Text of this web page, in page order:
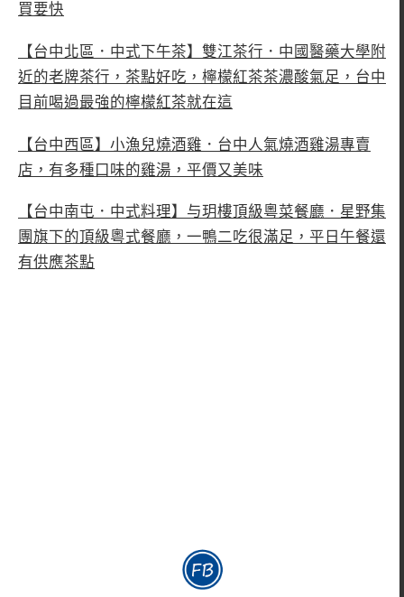
買要快
【台中北區．中式下午茶】雙江茶行．中國醫藥大學附
近的老牌茶行，茶點好吃，檸檬紅茶茶濃酸氣足，台中
目前喝過最強的檸檬紅茶就在這
【台中西區】小漁兒燒酒雞．台中人氣燒酒雞湯專賣
店，有多種口味的雞湯，平價又美味
【台中南屯．中式料理】与玥樓頂級粵菜餐廳．星野集
團旗下的頂級粵式餐廳，一鴨二吃很滿足，平日午餐還
有供應茶點